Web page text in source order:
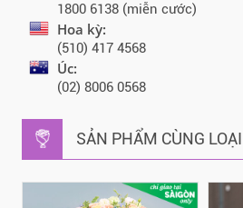
1800 6138 (miễn cước)
Hoa kỳ:
(510) 417 4568
Úc:
(02) 8006 0568
SẢN PHẨM CÙNG LOẠI